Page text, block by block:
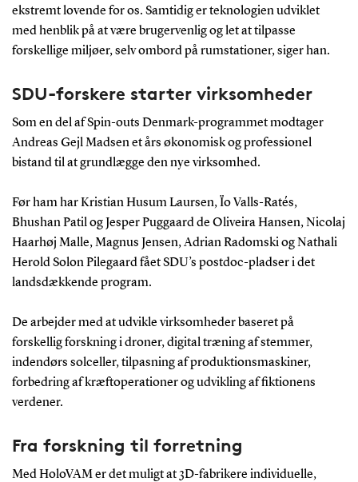
ekstremt lovende for os. Samtidig er teknologien udviklet
med henblik på at være brugervenlig og let at tilpasse
forskellige miljøer, selv ombord på rumstationer, siger han.
SDU-forskere starter virksomheder
Som en del af Spin-outs Denmark-programmet modtager
Andreas Gejl Madsen et års økonomisk og professionel
bistand til at grundlægge den nye virksomhed.
Før ham har Kristian Husum Laursen, Ïo Valls-Ratés,
Bhushan Patil og Jesper Puggaard de Oliveira Hansen, Nicolaj
Haarhøj Malle, Magnus Jensen, Adrian Radomski og Nathali
Herold Solon Pilegaard fået SDU’s postdoc-pladser i det
landsdækkende program.
De arbejder med at udvikle virksomheder baseret på
forskellig forskning i droner, digital træning af stemmer,
indendørs solceller, tilpasning af produktionsmaskiner,
forbedring af kræftoperationer og udvikling af fiktionens
verdener.
Fra forskning til forretning
Med HoloVAM er det muligt at 3D-fabrikere individuelle,